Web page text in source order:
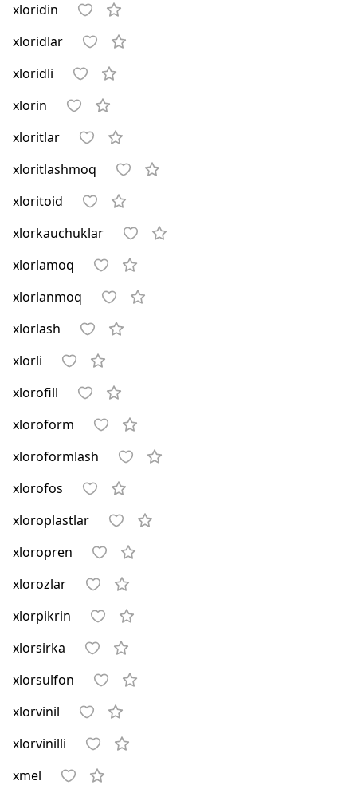
xloridin
xloridlar
xloridli
xlorin
xloritlar
xloritlashmoq
xloritoid
xlorkauchuklar
xlorlamoq
xlorlanmoq
xlorlash
xlorli
xlorofill
xloroform
xloroformlash
xlorofos
xloroplastlar
xloropren
xlorozlar
xlorpikrin
xlorsirka
xlorsulfon
xlorvinil
xlorvinilli
xmel